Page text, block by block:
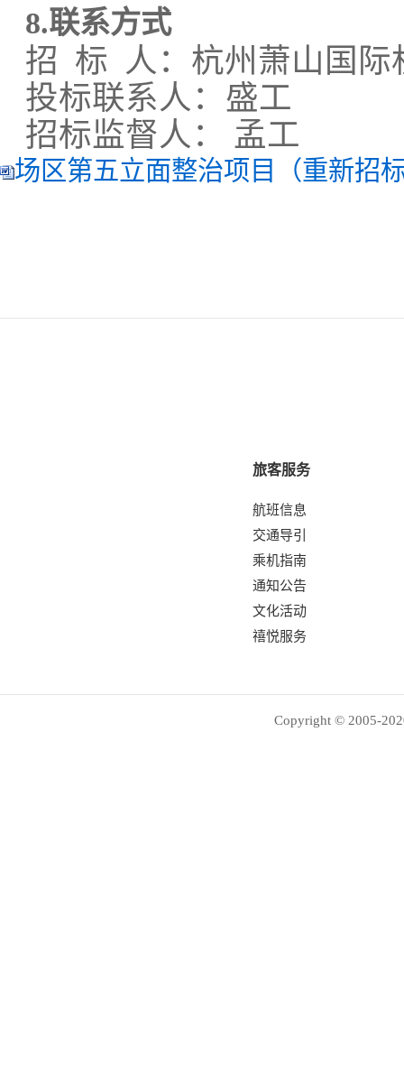
8.联系方式
招 标 人：杭州萧山国
投标联系人：盛工
招标监督人：
孟工
场区第五立面整治项目（重新招
旅客服务
航班信息
交通导引
乘机指南
通知公告
文化活动
禧悦服务
Copyright © 2005-